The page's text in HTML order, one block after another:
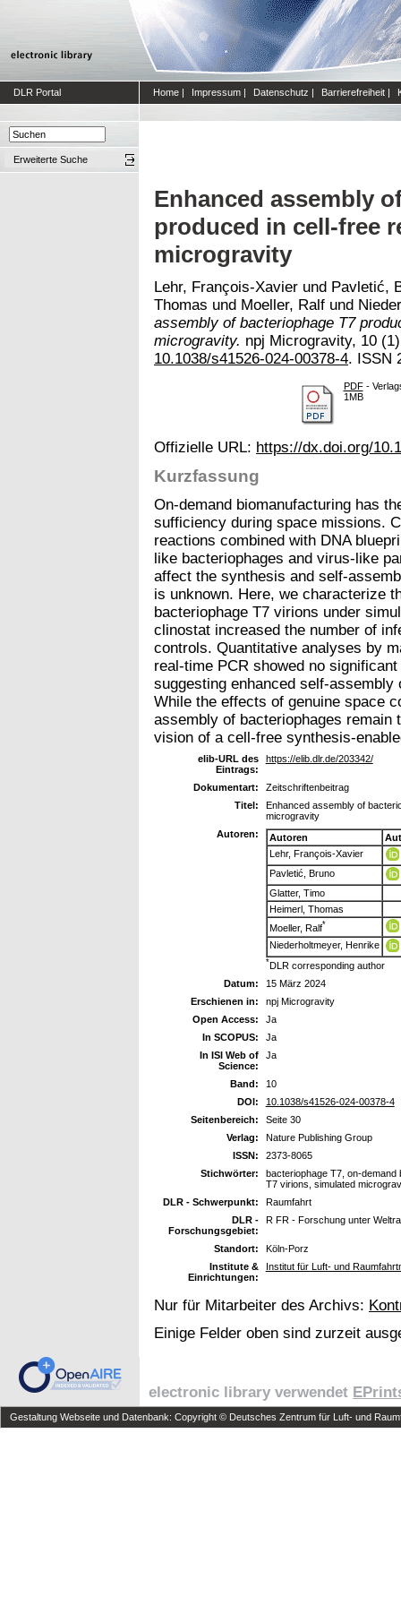
DLR Portal Home | Impressum | Datenschutz | Barrierefreiheit |
Erweiterte Suche
Enhanced assembly
produced in cell-free
microgravity
Lehr, François-Xavier und Pavletić,
Thomas und Moeller, Ralf und
assembly of bacteriophage T7
microgravity. npj Microgravity, 10
10.1038/s41526-024-00378-4. ISSN
PDF-
1MB
Offizielle URL: https://dx.doi.org/
Kurzfassung
On-demand biomanufacturing has
sufficiency during space missions.
reactions combined with DNA
like bacteriophages and virus-like
affect the synthesis and self-
is unknown. Here, we characterize
bacteriophage T7 virions under
clinostat increased the number of
controls. Quantitative analyses by
real-time PCR showed no
suggesting enhanced self-
While the effects of genuine space
assembly of bacteriophages remain
vision of a cell-free synthesis-
elib-URL des
Eintrags:
https://elib.dlr.de/203342/
Dokumentart:
Zeitschriftenbeitrag
Titel:
Enhanced assembly of
microgravity
Autoren:
Autoren
Lehr, François-Xavier
Pavletić, Bruno
Glatter, Timo
Heimerl, Thomas
Moeller, Ralf*
Niederholtmeyer, Henrike
*DLR corresponding author
Datum:
15 März 2024
Erschienen in:
npj Microgravity
Open Access:
Ja
In SCOPUS:
Ja
In ISI Web of
Science:
Ja
Band:
10
DOI:
10.1038/s41526-024-00378-4
Seitenbereich:
Seite 30
Verlag:
Nature Publishing Group
ISSN:
2373-8065
Stichwörter:
bacteriophage T7, on-
T7 virions, simulated
DLR - Schwerpunkt:
Raumfahrt
DLR -
Forschungsgebiet:
R FR - Forschung unter
Standort:
Köln-Porz
Institute &
Einrichtungen:
Institut für Luft- und
Nur für Mitarbeiter des Archivs:
Einige Felder oben sind zurzeit
electronic library verwendet
Gestaltung Webseite und Datenbank: Copyright © Deutsches Zentrum für Luft- und